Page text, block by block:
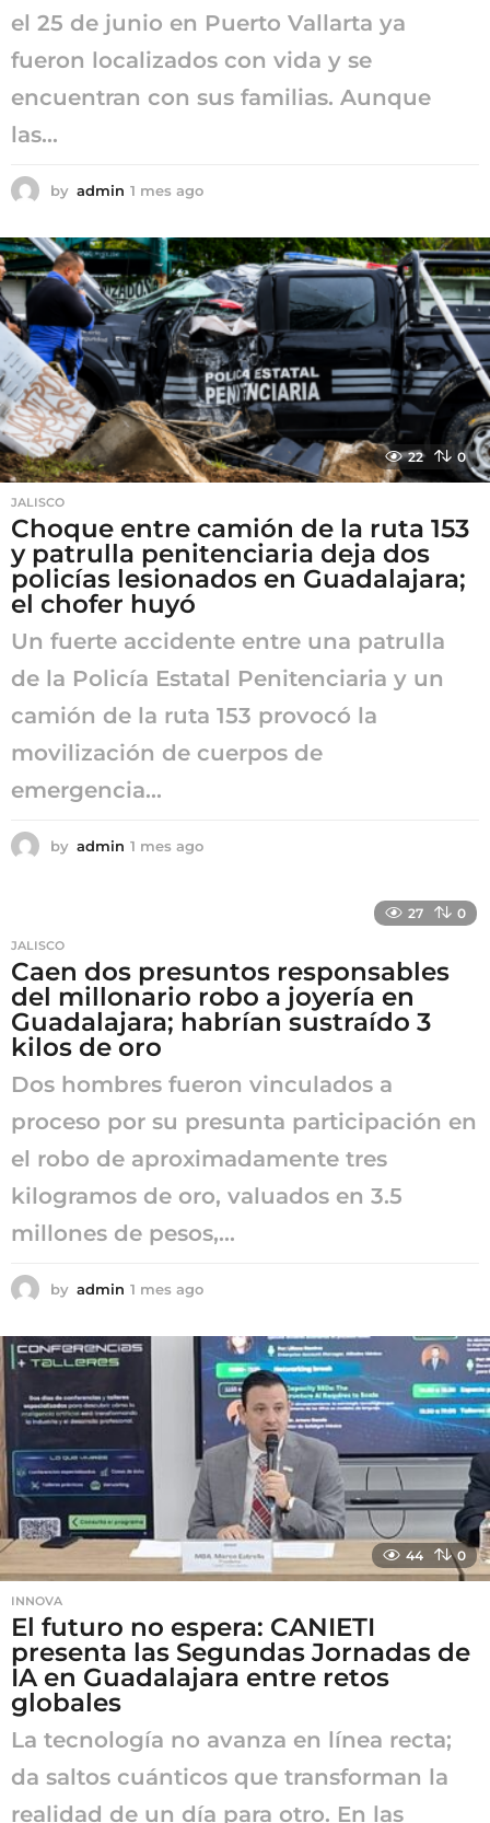
el 25 de junio en Puerto Vallarta ya
fueron localizados con vida y se
encuentran con sus familias. Aunque
las...
by admin 1 mes ago
s
a
g
o
22 0
JALISCO
Choque entre camión de la ruta 153
y patrulla penitenciaria deja dos
policías lesionados en Guadalajara;
el chofer huyó
Un fuerte accidente entre una patrulla
de la Policía Estatal Penitenciaria y un
camión de la ruta 153 provocó la
movilización de cuerpos de
emergencia...
by admin 1 mes ago
o
27 0
JALISCO
Caen dos presuntos responsables
del millonario robo a joyería en
Guadalajara; habrían sustraído 3
kilos de oro
Dos hombres fueron vinculados a
proceso por su presunta participación en
el robo de aproximadamente tres
kilogramos de oro, valuados en 3.5
millones de pesos,...
by admin 1 mes ago
a
44 0
INNOVA
El futuro no espera: CANIETI
presenta las Segundas Jornadas de
IA en Guadalajara entre retos
globales
La tecnología no avanza en línea recta;
da saltos cuánticos que transforman la
realidad de un día para otro. En las